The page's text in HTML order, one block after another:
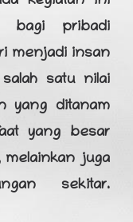
bagi pribadi
menjadi insan
satu nilai
yang ditanam
yang besar
melainkan juga
sekitar.